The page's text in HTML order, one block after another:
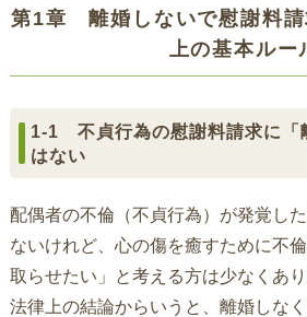
第1章 離婚しないで慰謝料請
上の基本ルー
1-1 不貞行為の慰謝料請求に「
はない
配偶者の不倫（不貞行為）が発覚し
ないけれど、心の傷を癒すために不
取らせたい」と考える方は少なくあり
法律上の結論からいうと、離婚しな